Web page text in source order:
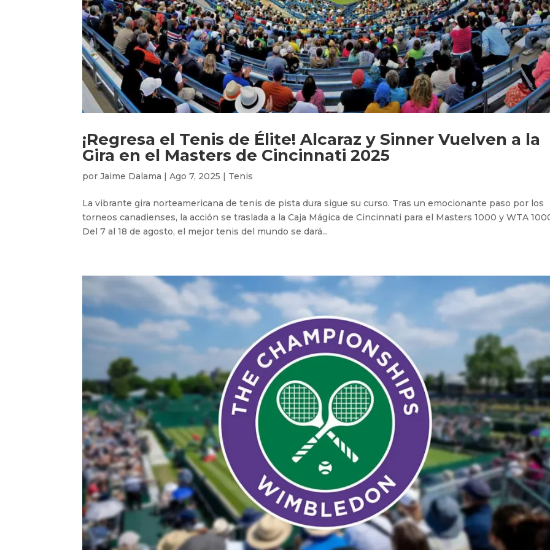
¡Regresa el Tenis de Élite! Alcaraz y Sinner Vuelven a la
Gira en el Masters de Cincinnati 2025
porJaime Dalama |Ago 7, 2025 | Tenis
La vibrante gira norteamericana de tenis de pista dura sigue su curso. Tras un emocionante paso por los
torneos canadienses, la acción se traslada a la Caja Mágica de Cincinnati para el Masters 1000 y WTA
Del 7 al 18 de agosto, el mejor tenis del mundo se dará...